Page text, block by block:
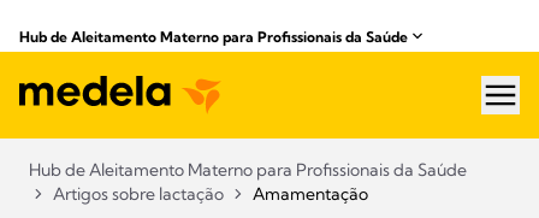
Hub de Aleitamento Materno para Profissionais da Saúde​
Hub de Aleitamento Materno para Profissionais da Saúde​
Artigos sobre lactação
Amamentação